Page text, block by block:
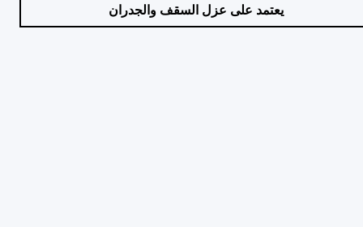
يعتمد على عزل السقف والجدران